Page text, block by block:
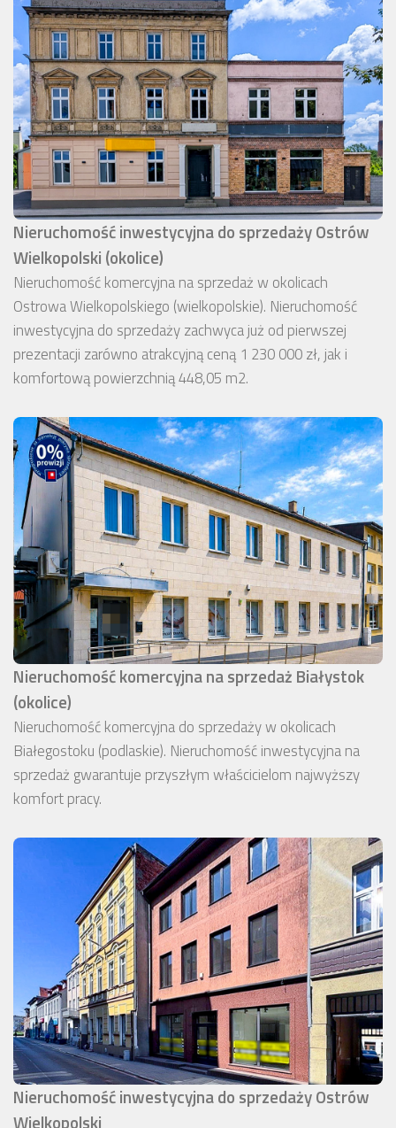
Nieruchomość inwestycyjna do sprzedaży Ostrów
Wielkopolski (okolice)
Nieruchomość komercyjna na sprzedaż w okolicach
Ostrowa Wielkopolskiego (wielkopolskie). Nieruchomość
inwestycyjna do sprzedaży zachwyca już od pierwszej
prezentacji zarówno atrakcyjną ceną 1 230 000 zł, jak i
komfortową powierzchnią 448,05 m2.
Nieruchomość komercyjna na sprzedaż Białystok
(okolice)
Nieruchomość komercyjna do sprzedaży w okolicach
Białegostoku (podlaskie). Nieruchomość inwestycyjna na
sprzedaż gwarantuje przyszłym właścicielom najwyższy
komfort pracy.
Nieruchomość inwestycyjna do sprzedaży Ostrów
Wielkopolski